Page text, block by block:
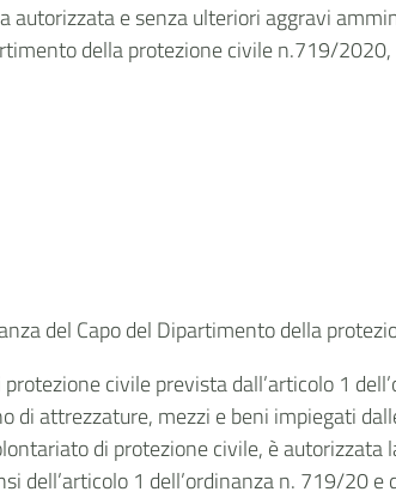
autorizzata e senza ulteriori aggravi
della protezione civile n.719/
del Capo del Dipartimento della
civile prevista dall’articolo 1
attrezzature, mezzi e beni impiegati
di protezione civile, è autorizzata
1 dell’ordinanza n. 719/20 e